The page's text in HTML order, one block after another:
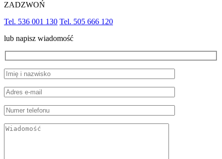
ZADZWOŃ
Tel. 536 001 130 Tel. 505 666 120
lub napisz wiadomość